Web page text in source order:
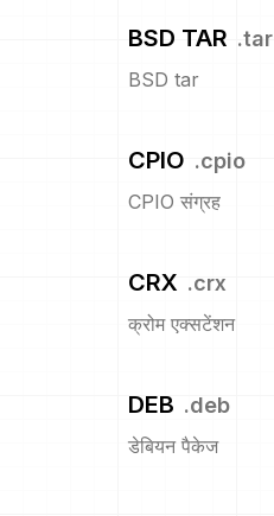
BSD TAR .tar
BSD tar
CPIO .cpio
CPIO संग्रह
CRX .crx
क्रोम एक्सटेंशन
DEB .deb
डेबियन पैकेज